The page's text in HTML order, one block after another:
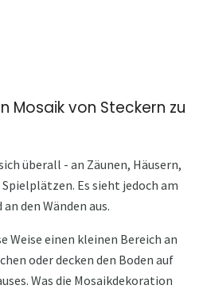
Mosaik von Steckern zu
überall - an Zäunen, Häusern,
Spielplätzen. Es sieht jedoch am
den Wänden aus.
Weise einen kleinen Bereich an
oder decken den Boden auf
Was die Mosaikdekoration